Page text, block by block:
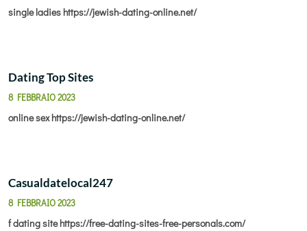
single ladies https://jewish-dating-online.net/
Dating Top Sites
8 FEBBRAIO 2023
online sexhttps://jewish-dating-online.net/
Casualdatelocal247
8 FEBBRAIO 2023
f dating sitehttps://free-dating-sites-free-personals.com/